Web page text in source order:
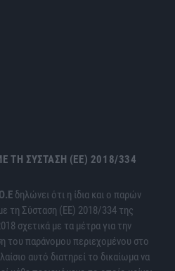
ΣΎΣΤΑΣΗ (ΕΕ) 2018/334
δηλώνει ότι η ίδια και ο παρών
τη Σύσταση (ΕΕ) 2018/334 της
σχετικά με τα μέτρα για την
του παράνομου περιεχομένου στο
αυτό διατηρεί το δικαίωμα να